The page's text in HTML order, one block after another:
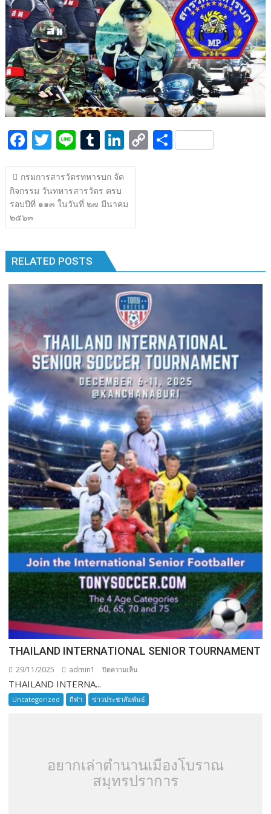
k k
F
ac
e
b
o
o
k
T
w
itt
er
Li
n
e
T
u
m
bl
Li
n
e
n
C S
แนะแนว
เรื่อง
กรมการสารวัตรทหารบก จัด
กิจกรรม วันทหารสารวัตร ครบ
รอบปีที่ ๑๑๓ ในวันที่ ๒๗ มีนาคม
๒๕๖๓
RELATED POSTS
THAILAND INTERNATIONAL SENIOR TOURNAMENT
29/11/2025 admin1 ปิดความเห็น
INTERNATIONAL
SENIOR
THAILAND INTERNA...
Uncategorized กีฬา ข่าวประชาสัมพันธ์
อยากเล่าตำนานเมืองโบราณ
สมุทรปราการ